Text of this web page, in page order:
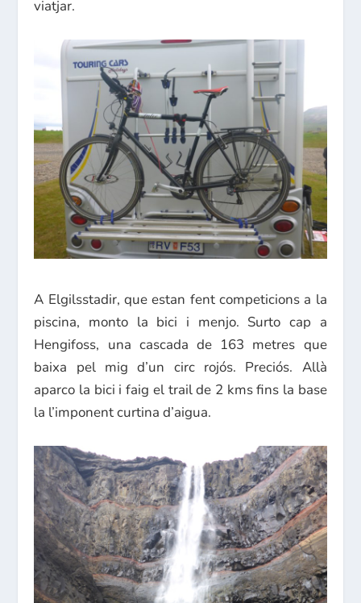
viatjar.
A Elgilsstadir, que estan fent competicions a la
piscina, monto la bici i menjo. Surto cap a
Hengifoss, una cascada de 163 metres que
baixa pel mig d’un circ rojós. Preciós. Allà
aparco la bici i faig el trail de 2 kms fins la base
la l’imponent curtina d’aigua.